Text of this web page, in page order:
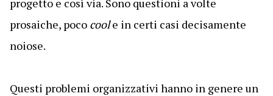
progetto e così via. Sono questioni a volte
prosaiche, poco coole in certi casi decisamente
noiose.
Questi problemi organizzativi hanno in genere un